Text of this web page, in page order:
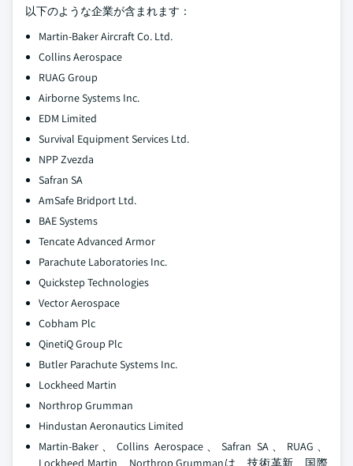
以下のような企業が含まれます：
Martin-Baker Aircraft Co. Ltd.
Collins Aerospace
RUAG Group
Airborne Systems Inc.
EDM Limited
Survival Equipment Services Ltd.
NPP Zvezda
Safran SA
AmSafe Bridport Ltd.
BAE Systems
Tencate Advanced Armor
Parachute Laboratories Inc.
Quickstep Technologies
Vector Aerospace
Cobham Plc
QinetiQ Group Plc
Butler Parachute Systems Inc.
Lockheed Martin
Northrop Grumman
Hindustan Aeronautics Limited
Martin-Baker、Collins Aerospace、Safran SA、RUAG、
Lockheed Martin、Northrop Grummanは、技術革新、国際